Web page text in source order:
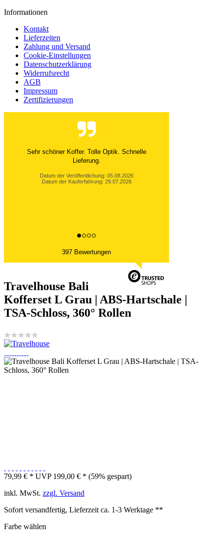
Informationen
Kontakt
Lieferzeiten
Zahlung und Versand
Cookie-Einstellungen
Datenschutzerklärung
Widerrufsrecht
AGB
Impressum
Zertifizierungen
Ich bin absolut begeistert von diesen Luxuskoffern!
Die Verarbeitung wirkt äußerst hochwertig, das...
Datum der Veröffentlichung: 05.08.2026
Datum der Kauferfahrung: 29.07.2026
397 Bewertungen
Travelhouse Bali
Kofferset L Grau | ABS-Hartschale |
TSA-Schloss, 360° Rollen
79,99 € * UVP 199,00 € * (59% gespart)
inkl. MwSt. zzgl. Versand
Sofort versandfertig, Lieferzeit ca. 1-3 Werktage **
Farbe wählen